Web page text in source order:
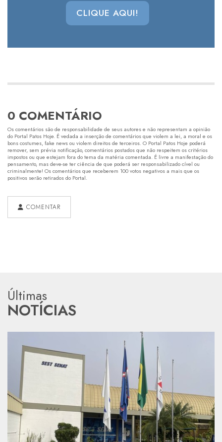
CLIQUE AQUI!
0 COMENTÁRIO
Os comentários são de responsabilidade de seus autores e não representam a opinião
do Portal Patos Hoje. É vedada a inserção de comentários que violem a lei, a moral e os
bons costumes, fake news ou violem direitos de terceiros. O Portal Patos Hoje poderá
remover, sem prévia notificação, comentários postados que não respeitem os critérios
impostos ou que estejam fora do tema da matéria comentada. É livre a manifestação do
pensamento, mas deve-se ter ciência de que poderá ser responsabilizado cível ou
criminalmente! Os comentários que receberem 100 votos negativos a mais que os
positivos serão retirados do Portal.
COMENTAR
Últimas
NOTÍCIAS